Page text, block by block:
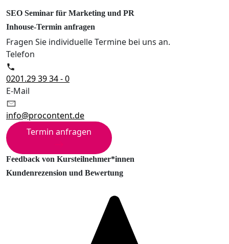
SEO Seminar für Marketing und PR
Inhouse-Termin anfragen
Fragen Sie individuelle Termine bei uns an.
Telefon
0201.29 39 34 - 0
E-Mail
info@procontent.de
Termin anfragen
Feedback von Kursteilnehmer*innen
Kundenrezension und Bewertung